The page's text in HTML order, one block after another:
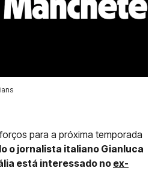
para a próxima temporada
o jornalista italiano Gianluca
está interessado no ex-